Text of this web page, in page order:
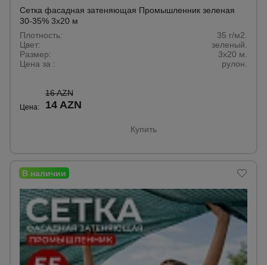
Сетка фасадная затеняющая Промышленник зеленая
30-35% 3х20 м
Плотность:
35 г/м2.
Цвет:
зеленый.
Размер:
3x20 м.
Цена за :
рулон.
Цена:
16 AZN
14 AZN
Купить